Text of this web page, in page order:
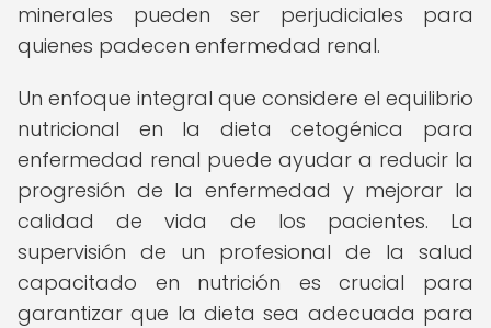
minerales pueden ser perjudiciales para
quienes padecen enfermedad renal.
Un enfoque integral que considere el equilibrio
nutricional en la dieta cetogénica para
enfermedad renal puede ayudar a reducir la
progresión de la enfermedad y mejorar la
calidad de vida de los pacientes. La
supervisión de un profesional de la salud
capacitado en nutrición es crucial para
garantizar que la dieta sea adecuada para